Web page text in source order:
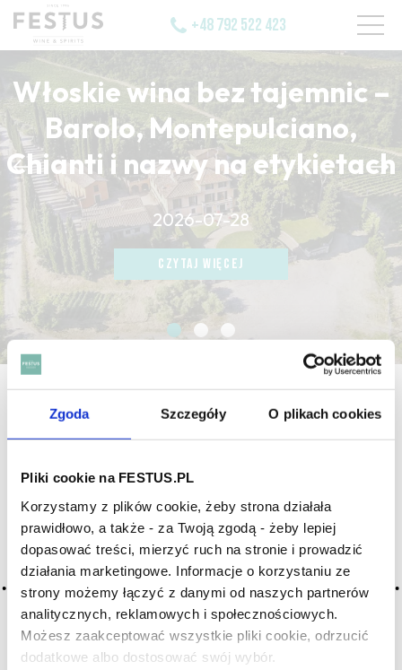
Zgoda Szczegóły O plikach cookies
Pliki cookie na FESTUS.PL
Korzystamy z plików cookie, żeby strona działała
prawidłowo, a także - za Twoją zgodą - żeby lepiej
dopasować treści, mierzyć ruch na stronie i prowadzić
działania marketingowe. Informacje o korzystaniu ze
strony możemy łączyć z danymi od naszych partnerów
analitycznych, reklamowych i społecznościowych.
Możesz zaakceptować wszystkie pliki cookie, odrzucić
dodatkowe albo dostosować swój wybór.
Czy masz ukończone 18 lat?
+48 792 522 423
Włoskie wina bez tajemnic –
Barolo, Montepulciano,
Chianti i nazwy na etykietach
2026-07-28
CZYTAJ WIĘCEJ
CZYTAJ WIĘCEJ
CZYTAJ WIĘCEJ
strona główna / malvasia
malvasia
Nothing Found